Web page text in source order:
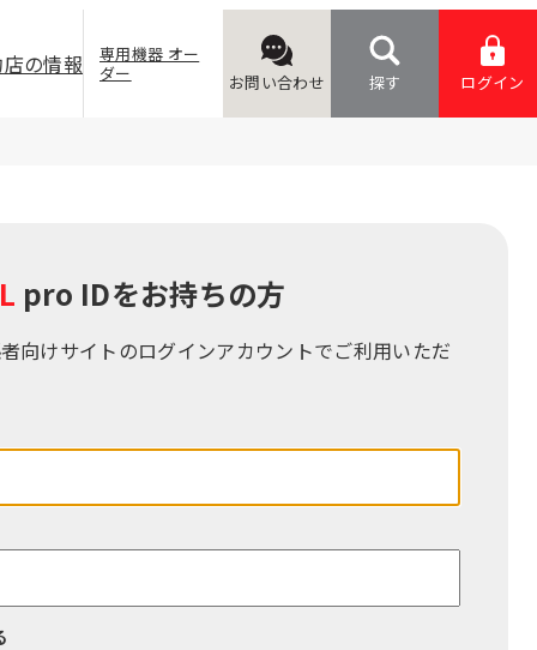
の情報
専用機器 オー
ダー
お問い合わせ 探す ログイン
pro IDをお持ちの⽅
向けサイトのログインアカウントでご利⽤いただ